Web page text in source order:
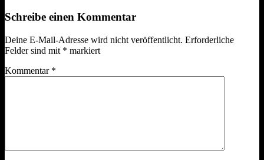
Schreibe einen Kommentar
Deine E-Mail-Adresse wird nicht veröffentlicht. Erforderliche
Felder sind mit * markiert
Kommentar *